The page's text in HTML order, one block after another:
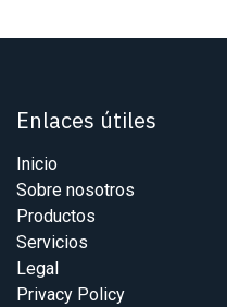
Enlaces útiles
Inicio
Sobre nosotros
Productos
Servicios
Legal
Privacy Policy